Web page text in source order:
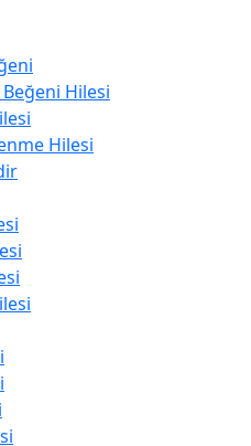
Hilesi
Hilesi